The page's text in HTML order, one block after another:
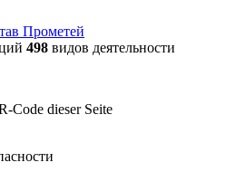
498 видов деятельности